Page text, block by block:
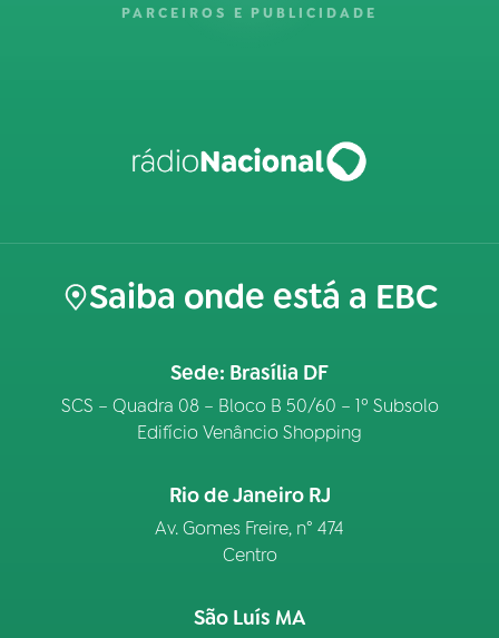
PARCEIROS E PUBLICIDADE
Saiba onde está a EBC
Sede: Brasília DF
SCS – Quadra 08 – Bloco B 50/60 – 1º Subsolo
Edifício Venâncio Shopping
Rio de Janeiro RJ
Av. Gomes Freire, n° 474
Centro
São Luís MA